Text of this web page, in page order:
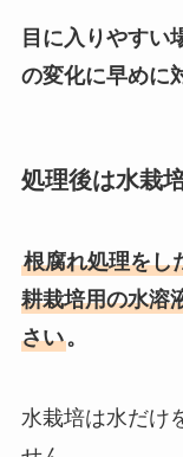
目に入りやすい
の変化に早めに
処理後は水栽
根腐れ処理をし
耕栽培用の水溶
さい。
水栽培は水だけ